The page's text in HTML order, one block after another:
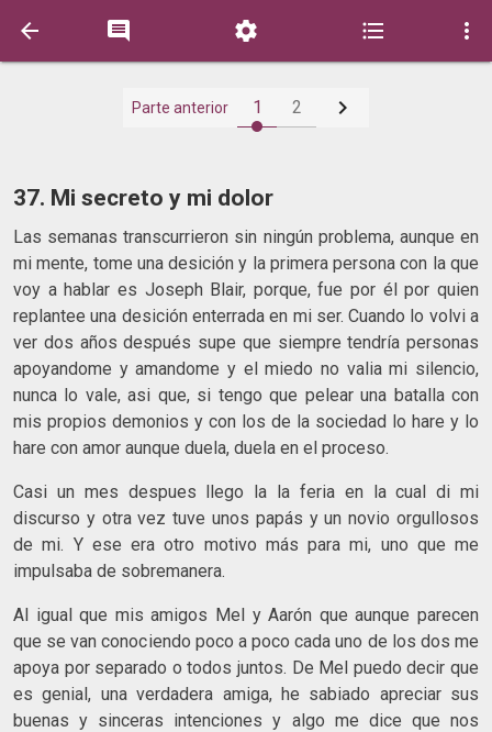
    
Parte anterior 1 2 
37. Mi secreto y mi dolor
Las semanas transcurrieron sin ningún problema, aunque en
mi mente, tome una desición y la primera persona con la que
voy a hablar es Joseph Blair, porque, fue por él por quien
replantee una desición enterrada en mi ser. Cuando lo volvi a
ver dos años después supe que siempre tendría personas
apoyandome y amandome y el miedo no valia mi silencio,
nunca lo vale, asi que, si tengo que pelear una batalla con
mis propios demonios y con los de la sociedad lo hare y lo
hare con amor aunque duela, duela en el proceso.
Casi un mes despues llego la la feria en la cual di mi
discurso y otra vez tuve unos papás y un novio orgullosos
de mi. Y ese era otro motivo más para mi, uno que me
impulsaba de sobremanera.
Al igual que mis amigos Mel y Aarón que aunque parecen
que se van conociendo poco a poco cada uno de los dos me
apoya por separado o todos juntos. De Mel puedo decir que
es genial, una verdadera amiga, he sabiado apreciar sus
buenas y sinceras intenciones y algo me dice que nos